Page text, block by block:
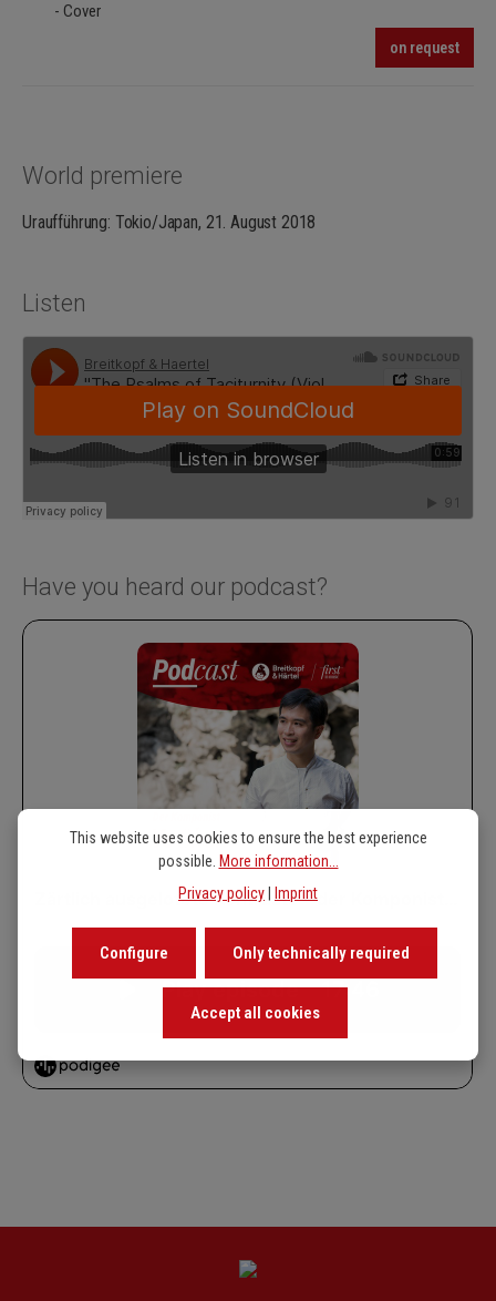
on request
World premiere
Uraufführung: Tokio/Japan, 21. August 2018
Listen
Have you heard our podcast?
This website uses cookies to ensure the best experience
possible. More information...
Privacy policy
Imprint
Only technically required
Configure
Accept all cookies